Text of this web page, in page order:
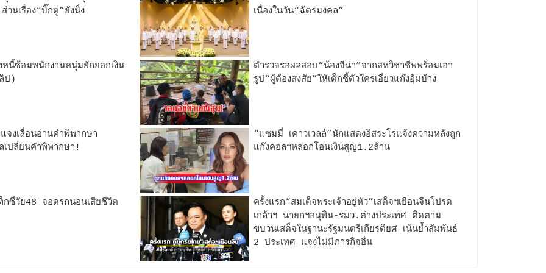
นเรื่อง“บิ๊กตู่”ยังนิ่ง
เนื่องในวัน“ฉัตรมงคล”
นี้ซ้อมพนักงานหนุ่มยักยอกเงิน
ป)
ตำรวจรอผลสอบ“น้องจีน่า”จากสหวิชาชีพพร้อมเอา
รูป“ผู้ต้องสงสัย”ให้เด็กชี้ตัวใครเอี่ยวแก๊งอุ้มบ้าง
จงเลื่อนอ่านคำพิพากษา
ปลี่ยนคำพิพากษา!
“แซมมี่ เคาวเวลล์”นักแสดงอิสระโร่แจ้งความหลังถูก
แก๊งคอลฯหลอกโอนเงินสูญ1.2ล้าน
ซี่วัย48 จอดรถนอนเสียชีวิต
ครั้งแรก“สมเด็จพระเจ้าอยู่หัว”เสด็จฯเยือนจีนโปรด
เกล้าฯ นายกฯอนุทิน-รมว.ต่างประเทศ ติดตาม
ขบวนเสด็จในฐานะรัฐมนตรีเกียรติยศ เน้นย้ำสัมพันธ์
2 ประเทศ แจงไม่มีภารกิจอื่น